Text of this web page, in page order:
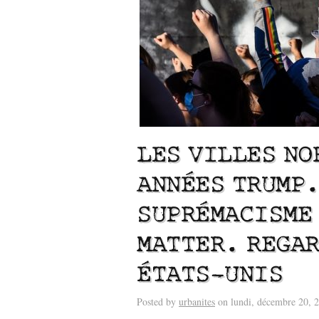
LES VILLES
ANNÉES
MATTER.
ÉTATS-UNIS
Posted by urbanites on lundi, décembre 20,
Lu /Sous le feu du
énergie des data